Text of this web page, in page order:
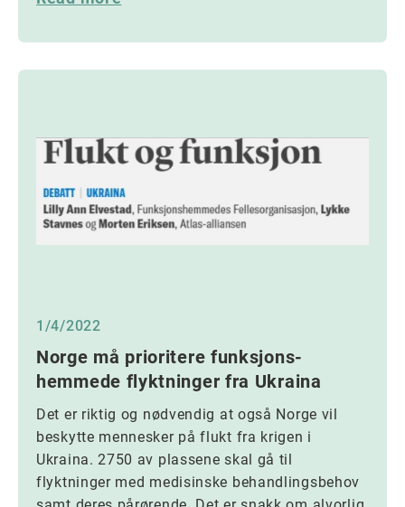
1/4/2022
Norge må prioritere funksjons-
hemmede flyktninger fra Ukraina
Det er riktig og nødvendig at også Norge vil
beskytte mennesker på flukt fra krigen i
Ukraina. 2750 av plassene skal gå til
flyktninger med medisinske behandlingsbehov